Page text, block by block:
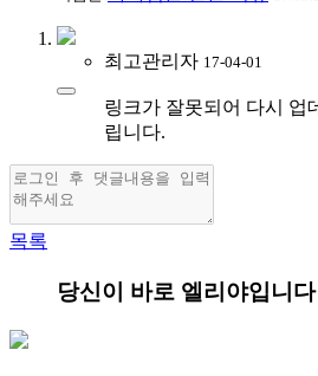
최고관리자 17-04-01
링크가 잘못되어 다시 업
립니다.
목록
당신이 바로 엘리야입니다